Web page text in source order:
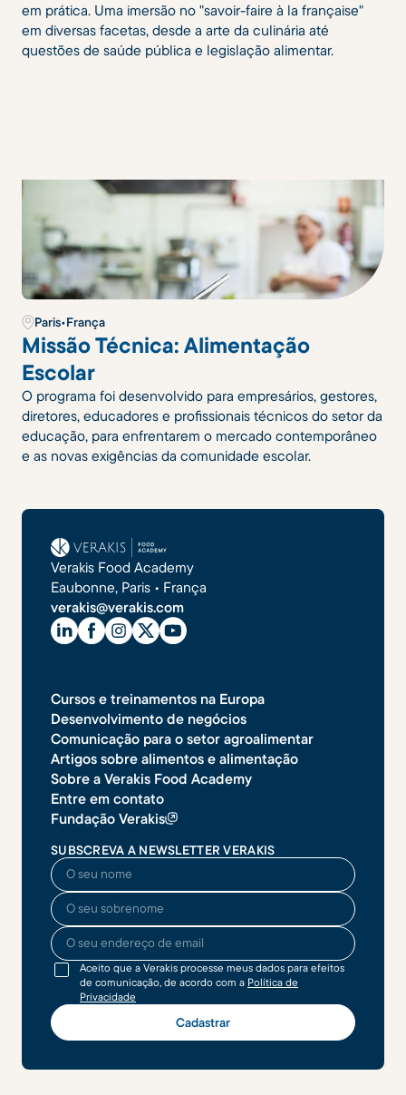
em prática. Uma imersão no "savoir-faire à la française"
em diversas facetas, desde a arte da culinária até
questões de saúde pública e legislação alimentar.
Paris•França
Missão Técnica: Alimentação
Escolar
O programa foi desenvolvido para empresários, gestores,
diretores, educadores e profissionais técnicos do setor da
educação, para enfrentarem o mercado contemporâneo
e as novas exigências da comunidade escolar.
Verakis Food Academy
Eaubonne, Paris • França
verakis@verakis.com
Cursos e treinamentos na Europa
Desenvolvimento de negócios
Comunicação para o setor agroalimentar
Artigos sobre alimentos e alimentação
Sobre a Verakis Food Academy
Entre em contato
Fundação Verakis
SUBSCREVA A NEWSLETTER VERAKIS
O seu nome
O seu sobrenome
O seu endereço de email
Aceito que a Verakis processe meus dados para efeitos
de comunicação, de acordo com a Política de
Privacidade